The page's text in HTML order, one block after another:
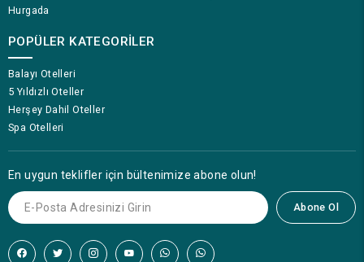
Hurgada
POPÜLER KATEGORILER
Balayı Otelleri
5 Yıldızlı Oteller
Herşey Dahil Oteller
Spa Otelleri
En uygun teklifler için bültenimize abone olun!
Abone Ol